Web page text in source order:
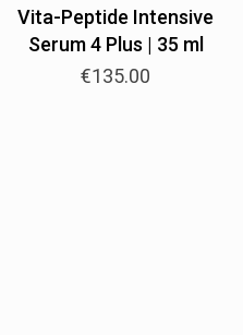
Vita-Peptide Intensive
Serum 4 Plus | 35 ml
€135.00